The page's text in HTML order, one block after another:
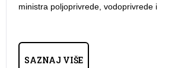
ministra poljoprivrede, vodoprivrede i
SAZNAJ VIŠE